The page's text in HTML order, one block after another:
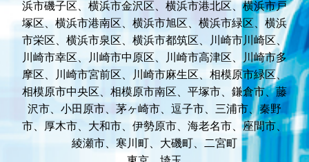
浜市磯子区、横浜市金沢区、横浜市港北区、横浜市戸
塚区、横浜市港南区、横浜市旭区、横浜市緑区、横浜
市栄区、横浜市泉区、横浜市都筑区、川崎市川崎区、
川崎市幸区、川崎市中原区、川崎市高津区、川崎市多
摩区、川崎市宮前区、川崎市麻生区、相模原市緑区、
相模原市中央区、相模原市南区、平塚市、鎌倉市、藤
沢市、小田原市、茅ヶ崎市、逗子市、三浦市、秦野
市、厚木市、大和市、伊勢原市、海老名市、座間市、
綾瀬市、寒川町、大磯町、二宮町